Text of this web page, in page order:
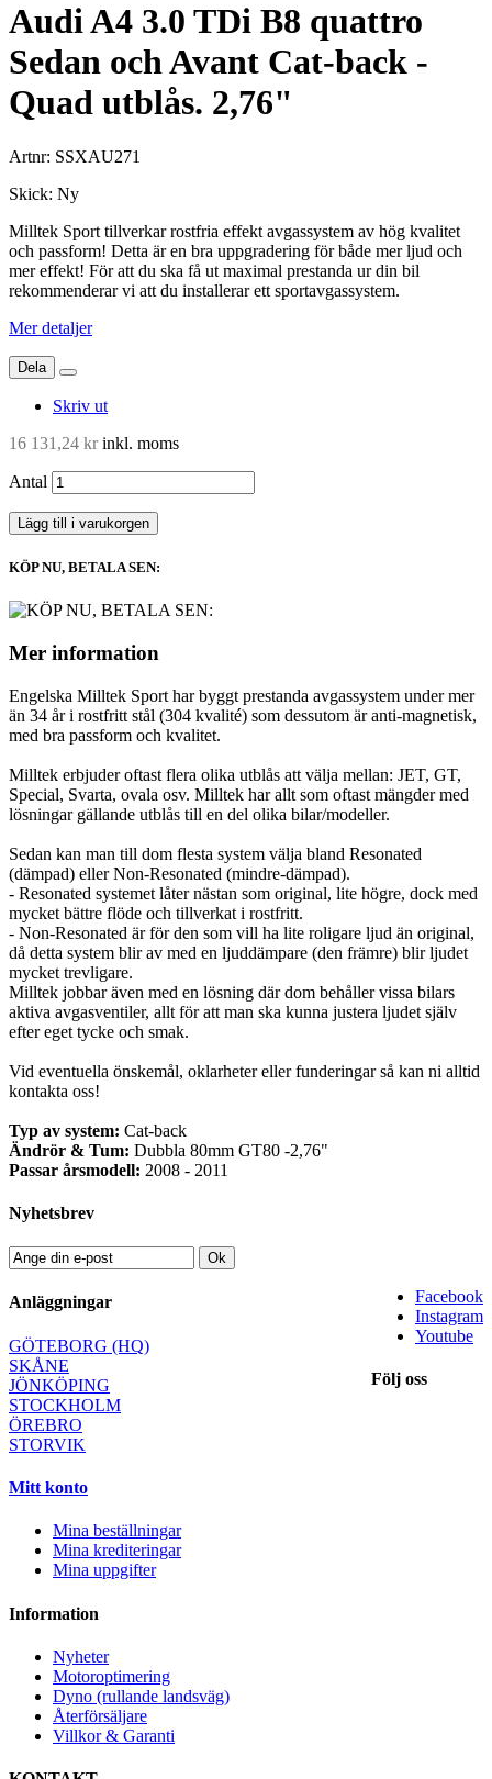
Audi A4 3.0 TDi B8 quattro
Sedan och Avant Cat-back -
Quad utblås. 2,76"
Artnr: SSXAU271
Skick: Ny
Milltek Sport tillverkar rostfria effekt avgassystem av hög kvalitet
och passform! Detta är en bra uppgradering för både mer ljud och
mer effekt! För att du ska få ut maximal prestanda ur din bil
rekommenderar vi att du installerar ett sportavgassystem.
Mer detaljer
Dela
Skriv ut
16 131,24 krinkl. moms
Antal
Lägg till i varukorgen
KÖP NU, BETALA SEN:
Mer information
Engelska Milltek Sport har byggt prestanda avgassystem under mer
än 34 år i rostfritt stål (304 kvalité) som dessutom är anti-magnetisk,
med bra passform och kvalitet.
Milltek erbjuder oftast flera olika utblås att välja mellan: JET, GT,
Special, Svarta, ovala osv. Milltek har allt som oftast mängder med
lösningar gällande utblås till en del olika bilar/modeller.
Sedan kan man till dom flesta system välja bland Resonated
(dämpad) eller Non-Resonated (mindre-dämpad).
- Resonated systemet låter nästan som original, lite högre, dock med
mycket bättre flöde och tillverkat i rostfritt.
- Non-Resonated är för den som vill ha lite roligare ljud än original,
då detta system blir av med en ljuddämpare (den främre) blir ljudet
mycket trevligare.
Milltek jobbar även med en lösning där dom behåller vissa bilars
aktiva avgasventiler, allt för att man ska kunna justera ljudet själv
efter eget tycke och smak.
Vid eventuella önskemål, oklarheter eller funderingar så kan ni alltid
kontakta oss!
Typ av system: Cat-back
Ändrör & Tum: Dubbla 80mm GT80 -2,76"
Passar årsmodell: 2008 - 2011
Nyhetsbrev
Ok
Facebook
Instagram
Youtube
Följ oss
Anläggningar
GÖTEBORG (HQ)
SKÅNE
JÖNKÖPING
STOCKHOLM
ÖREBRO
STORVIK
Mitt konto
Mina beställningar
Mina krediteringar
Mina uppgifter
Information
Nyheter
Motoroptimering
Dyno (rullande landsväg)
Återförsäljare
Villkor & Garanti